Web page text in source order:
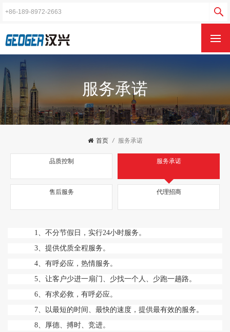
服务承诺
首页 / 服务承诺
品质控制 服务承诺
售后服务 代理招商
1、不分节假日，实行24小时服务。
3、提供优质全程服务。
4、有呼必应，热情服务。
5、让客户少进一扇门、少找一个人、少跑一趟路。
6、有求必救，有呼必应。
7、以最短的时间、最快的速度，提供最有效的服务。
8、厚德、搏时、竞进。